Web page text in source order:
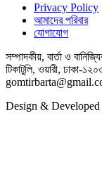
Privacy Policy
আমাদের পরিবার
যোগাযোগ
সম্পাদকীয়, বার্তা ও
টিকাটুলি, ওয়ারী, ঢাকা-
Design & Developed